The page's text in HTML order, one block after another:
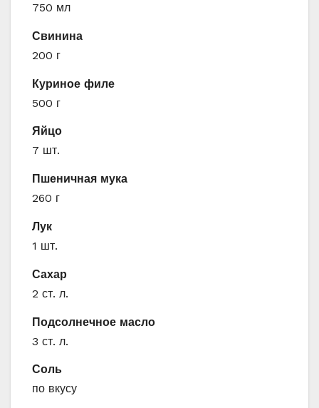
750 мл
Свинина
200 г
Куриное филе
500 г
Яйцо
7 шт.
Пшеничная мука
260 г
Лук
1 шт.
Сахар
2 ст. л.
Подсолнечное масло
3 ст. л.
Соль
по вкусу